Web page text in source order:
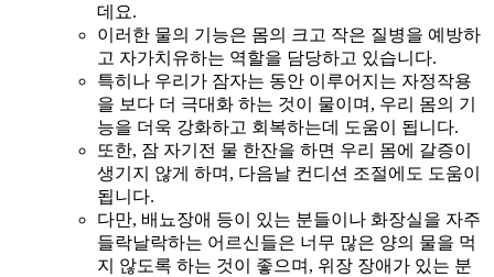
데요.
이러한 물의 기능은 몸의 크고 작은 질병을 예방하
고 자가치유하는 역할을 담당하고 있습니다.
특히나 우리가 잠자는 동안 이루어지는 자정작용
을 보다 더 극대화 하는 것이 물이며, 우리 몸의 기
능을 더욱 강화하고 회복하는데 도움이 됩니다.
또한, 잠 자기전 물 한잔을 하면 우리 몸에 갈증이
생기지 않게 하며, 다음날 컨디션 조절에도 도움이
됩니다.
다만, 배뇨장애 등이 있는 분들이나 화장실을 자주
들락날락하는 어르신들은 너무 많은 양의 물을 먹
지 않도록 하는 것이 좋으며, 위장 장애가 있는 분